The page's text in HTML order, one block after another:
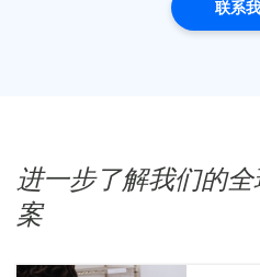
联系
进一步了解我们的
案